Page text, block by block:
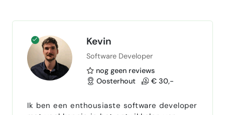
automating repetitive work, or building tools
that make a business …
Kevin
Software Developer
nog geen reviews
Oosterhout
€ 30,-
Ik ben een enthousiaste software developer